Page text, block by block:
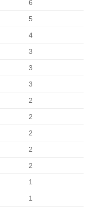
6
5
4
3
3
3
2
2
2
2
2
1
1